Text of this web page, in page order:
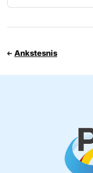
Ankstesnis